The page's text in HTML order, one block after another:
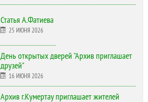
Статья А.Фатиева
25 ИЮНЯ 2026
День открытых дверей "Архив приглашает
друзей"
16 ИЮНЯ 2026
Архив г.Кумертау приглашает жителей